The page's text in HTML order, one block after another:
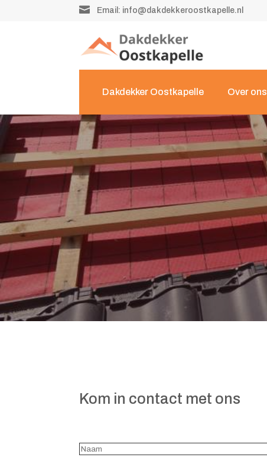
 Email: info@dakdekkeroostkapelle.nl
Dakdekker Oostkapelle Over ons
Kom in contact met ons
Naam